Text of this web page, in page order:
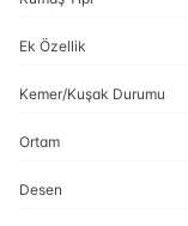
Ek Özellik
Kemer/Kuşak Durumu
Ortam
Desen